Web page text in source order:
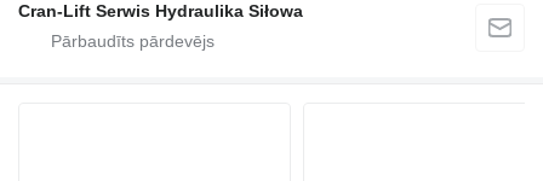
Cran-Lift Serwis Hydraulika Siłowa